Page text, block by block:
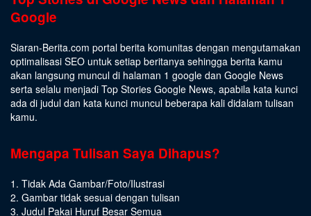
Google
Siaran-Berita.com portal berita komunitas dengan mengutamakan
optimalisasi SEO untuk setiap beritanya sehingga berita kamu
akan langsung muncul di halaman 1 google dan Google News
serta selalu menjadi Top Stories Google News, apabila kata kunci
ada di judul dan kata kunci muncul beberapa kali didalam tulisan
kamu.
Mengapa Tulisan Saya Dihapus?
1. Tidak Ada Gambar/Foto/Ilustrasi
2. Gambar tidak sesuai dengan tulisan
3. Judul Pakai Huruf Besar Semua